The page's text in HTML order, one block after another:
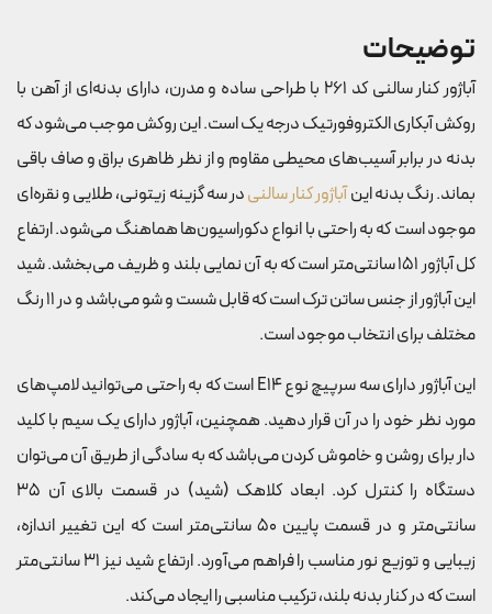
توضیحات
آباژور کنار سالنی کد 261 با طراحی ساده و مدرن، دارای بدنه‌ای از آهن با
روکش آبکاری الکتروفورتیک درجه یک است. این روکش موجب می‌شود که
بدنه در برابر آسیب‌های محیطی مقاوم و از نظر ظاهری براق و صاف باقی
بماند. رنگ بدنه اینآباژور کنار سالنیدر سه گزینه زیتونی، طلایی و نقره‌ای
موجود است که به راحتی با انواع دکوراسیون‌ها هماهنگ می‌شود. ارتفاع
کل آباژور 151 سانتی‌متر است که به آن نمایی بلند و ظریف می‌بخشد. شید
این آباژور از جنس ساتن ترک است که قابل شست و شو می‌باشد و در 11 رنگ
مختلف برای انتخاب موجود است.
این آباژور دارای سه سرپیچ نوع E14 است که به راحتی می‌توانید لامپ‌های
مورد نظر خود را در آن قرار دهید. همچنین، آباژور دارای یک سیم با کلید
دار برای روشن و خاموش کردن می‌باشد که به سادگی از طریق آن می‌توان
دستگاه را کنترل کرد. ابعاد کلاهک (شید) در قسمت بالای آن 35
سانتی‌متر و در قسمت پایین 50 سانتی‌متر است که این تغییر اندازه،
زیبایی و توزیع نور مناسب را فراهم می‌آورد. ارتفاع شید نیز 31 سانتی‌متر
است که در کنار بدنه بلند، ترکیب مناسبی را ایجاد می‌کند.